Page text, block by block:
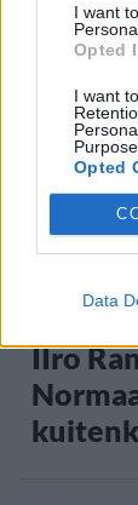
I want
Opted
I want
Opted
Data
4
IIro